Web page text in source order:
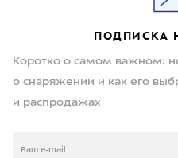
ПОДПИСКА
Коротко о самом важном:
о снаряжении и как его
и распродажах